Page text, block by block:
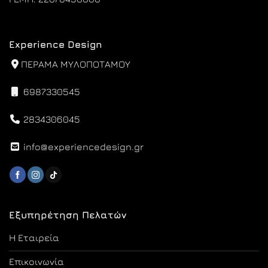
Εξυπηρέτηση Πελατών
Η Εταιρεία
Επικοινωνία
Experience Design
ΠΕΡΑΜΑ ΜΥΛΟΠΟΤΑΜΟΥ
6987330545
2834306045
info@experiencedesign.gr